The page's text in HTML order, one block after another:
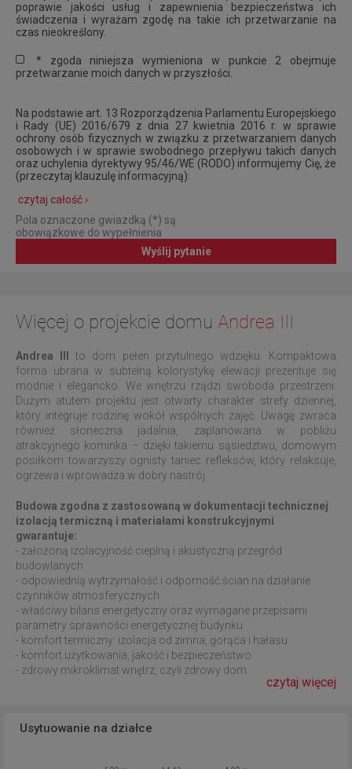
poprawie jakości usług i zapewnienia bezpieczeństwa ich
świadczenia i wyrażam zgodę na takie ich przetwarzanie na
czas nieokreślony.
* zgoda niniejsza wymieniona w punkcie 2 obejmuje
przetwarzanie moich danych w przyszłości.
Na podstawie art. 13 Rozporządzenia Parlamentu Europejskiego
i Rady (UE) 2016/679 z dnia 27 kwietnia 2016 r. w sprawie
ochrony osób fizycznych w związku z przetwarzaniem danych
osobowych i w sprawie swobodnego przepływu takich danych
oraz uchylenia dyrektywy 95/46/WE (RODO) informujemy Cię, że
(przeczytaj klauzulę informacyjną):
czytaj całość ›
Pola oznaczone gwiazdką (*) są
obowiązkowe do wypełnienia
Wyślij pytanie
Więcej o projekcie domu Andrea III
Andrea III
to dom pełen przytulnego wdzięku. Kompaktowa
forma ubrana w subtelną kolorystykę elewacji prezentuje się
modnie i elegancko. We wnętrzu rządzi swoboda przestrzeni.
Dużym atutem projektu jest otwarty charakter strefy dziennej,
który integruje rodzinę wokół wspólnych zajęć. Uwagę zwraca
również słoneczna jadalnia, zaplanowana w pobliżu
atrakcyjnego kominka – dzięki takiemu sąsiedztwu, domowym
posiłkom towarzyszy ognisty taniec refleksów, który relaksuje,
ogrzewa i wprowadza w dobry nastrój.
Budowa zgodna z zastosowaną w dokumentacji technicznej
izolacją termiczną i materiałami konstrukcyjnymi
gwarantuje:
- założoną izolacyjność cieplną i akustyczną przegród
budowlanych
- odpowiednią wytrzymałość i odporność ścian na działanie
czynników atmosferycznych
- właściwy bilans energetyczny oraz wymagane przepisami
parametry sprawności energetycznej budynku
- komfort termiczny: izolacja od zimna, gorąca i hałasu
- komfort użytkowania, jakość i bezpieczeństwo
- zdrowy mikroklimat wnętrz, czyli zdrowy dom
czytaj więcej
Usytuowanie na działce